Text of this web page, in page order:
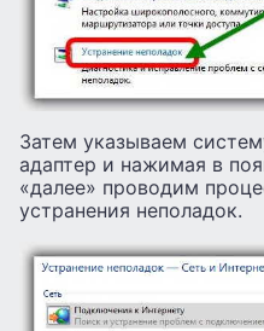
Затем указываем
адаптер и нажимая в
«далее» проводим
устранения неполадок.